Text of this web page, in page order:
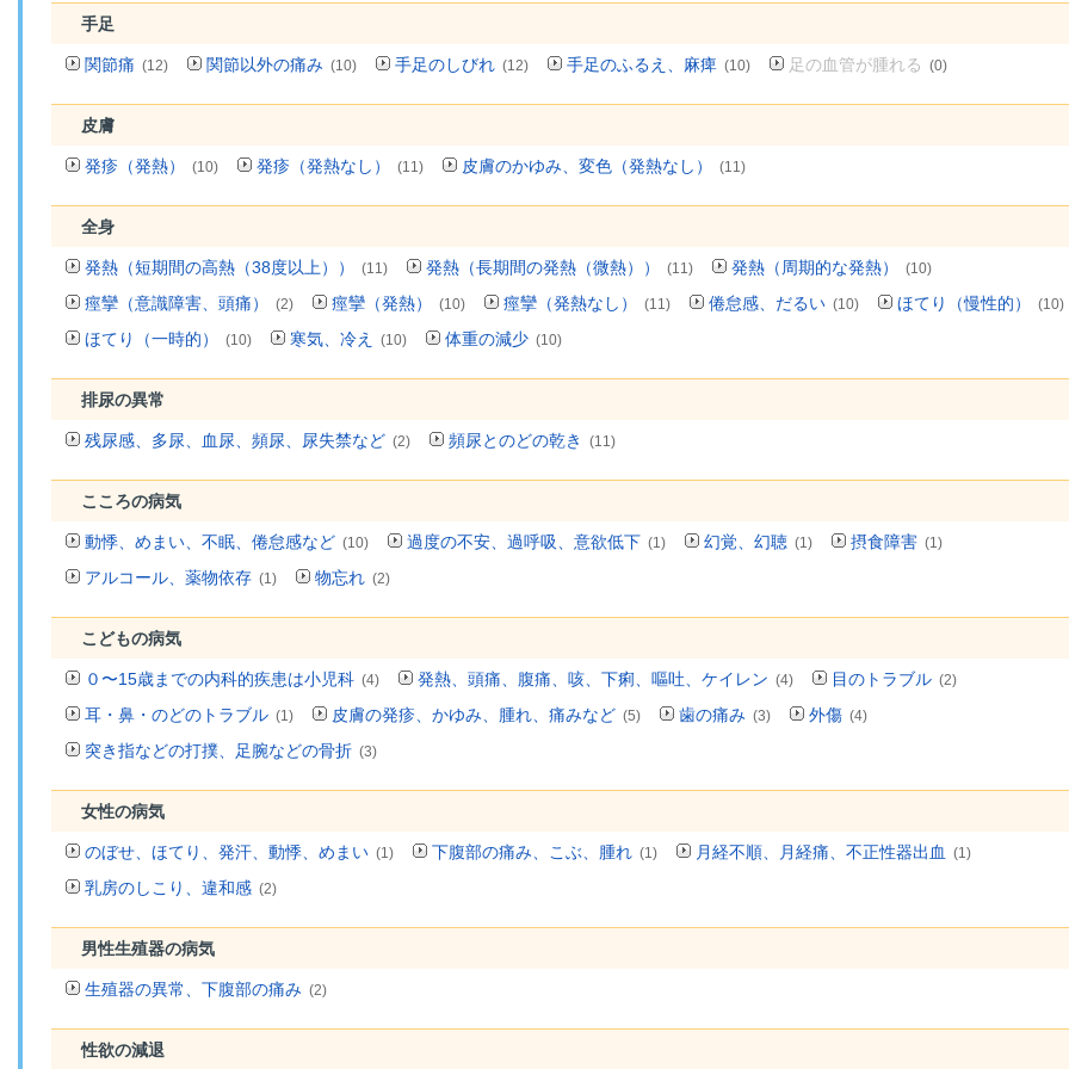
手足
関節痛 (12) 関節以外の痛み (10) 手足のしびれ (12) 手足のふるえ、麻痺 (10) 足の血管が腫れる (0)
皮膚
発疹（発熱） (10) 発疹（発熱なし） (11) 皮膚のかゆみ、変色（発熱なし） (11)
全身
発熱（短期間の高熱（38度以上）） (11) 発熱（長期間の発熱（微熱）） (11) 発熱（周期的な発熱） (10)
痙攣（意識障害、頭痛） (2) 痙攣（発熱） (10) 痙攣（発熱なし） (11) 倦怠感、だるい (10) ほてり（慢性的） (10)
ほてり（一時的） (10) 寒気、冷え (10) 体重の減少 (10)
排尿の異常
残尿感、多尿、血尿、頻尿、尿失禁など (2) 頻尿とのどの乾き (11)
こころの病気
動悸、めまい、不眠、倦怠感など (10) 過度の不安、過呼吸、意欲低下 (1) 幻覚、幻聴 (1) 摂食障害 (1)
アルコール、薬物依存 (1) 物忘れ (2)
こどもの病気
０〜15歳までの内科的疾患は小児科 (4) 発熱、頭痛、腹痛、咳、下痢、嘔吐、ケイレン (4) 目のトラブル (2)
耳・鼻・のどのトラブル (1) 皮膚の発疹、かゆみ、腫れ、痛みなど (5) 歯の痛み (3) 外傷 (4)
突き指などの打撲、足腕などの骨折 (3)
女性の病気
のぼせ、ほてり、発汗、動悸、めまい (1) 下腹部の痛み、こぶ、腫れ (1) 月経不順、月経痛、不正性器出血 (1)
乳房のしこり、違和感 (2)
男性生殖器の病気
生殖器の異常、下腹部の痛み (2)
性欲の減退